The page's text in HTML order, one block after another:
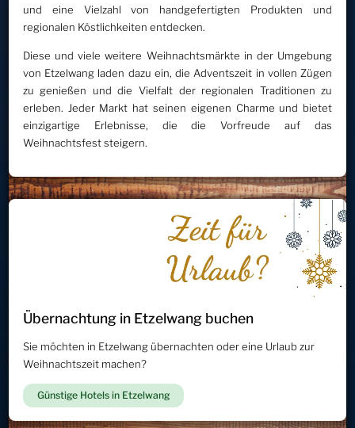
und eine Vielzahl von handgefertigten Produkten und
regionalen Köstlichkeiten entdecken.
Diese und viele weitere Weihnachtsmärkte in der Umgebung
von Etzelwang laden dazu ein, die Adventszeit in vollen Zügen
zu genießen und die Vielfalt der regionalen Traditionen zu
erleben. Jeder Markt hat seinen eigenen Charme und bietet
einzigartige Erlebnisse, die die Vorfreude auf das
Weihnachtsfest steigern.
Übernachtung in Etzelwang buchen
Sie möchten in Etzelwang übernachten oder eine Urlaub zur
Weihnachtszeit machen?
Günstige Hotels in Etzelwang